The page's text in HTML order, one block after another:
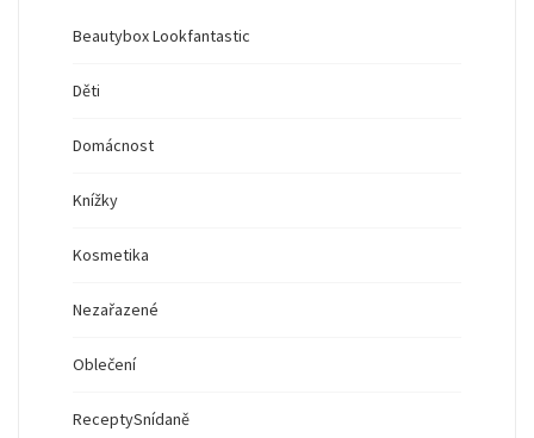
Beautybox Lookfantastic
Děti
Domácnost
Knížky
Kosmetika
Nezařazené
Oblečení
ReceptySnídaně